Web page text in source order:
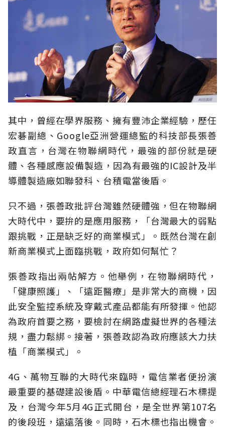
其中，曾經在學界服務、擁有豐沛企業經驗，歷任
宏碁副總、Google亞洲營運總監的科技部長張善
政直言，台灣在物聯網時代，最強的部份就是硬
體、各種感應設備製造，因為有最強的IC設計及半
導體製造廠如聯發科、台積電當後盾。
只不過，張善政批評台灣雖然硬體強，但在物聯網
大時代中，要拚的是應用服務，「台灣最大的弱點
跟挑戰，正是缺乏好的商業模式」。既然台灣在創
新商業模式上面臨挑戰，政府如何幫忙？
張善政指出兩帖解方。他舉例，在物聯網時代，
「健康照護」、「遠距醫療」是非常大的商機，因
此安全監控系統及穿戴式產品都能有所發揮。他認
為政府首要之務，要檢討在網路虛擬世界的各種法
規，盡力鬆綁。接著，張善政認為政府應該大力扶
植「商業模式」。
4G、萬物互聯的大時代來臨時，電信業者便扮演
最重要的基礎建設後盾。中華電信總經理石木標提
及，台灣今年5月4G正式開台，是全世界第107名
的後段班，遠遠落後。同時，石木標也指出機會。